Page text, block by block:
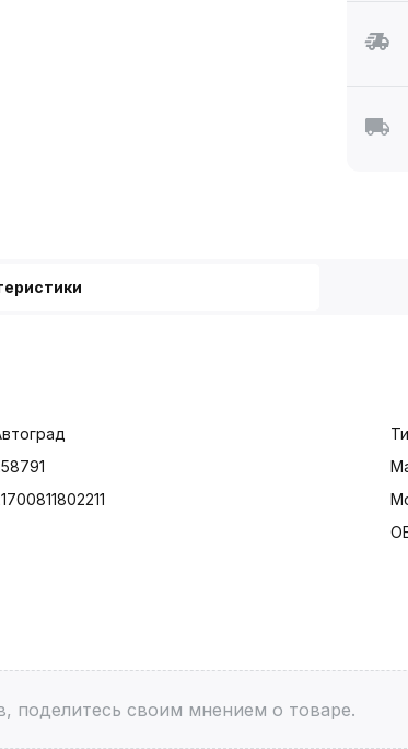
поделитесь своим мнением о товаре.